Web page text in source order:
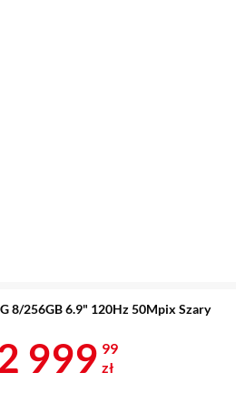
8/256GB 6.9" 120Hz 50Mpix Szary
2
999 99
zł